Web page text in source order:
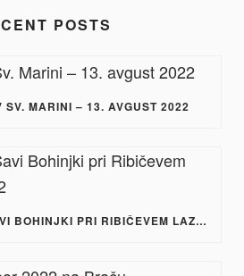
POSTS
SV. MARINI – 13. AVGUST 2022
STAŽNI POTOP V SAVI BOHINJKI PRI RIBIČEVEM LAZU -31. JULIJ 2022